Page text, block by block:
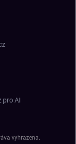
pro AI
vyhrazena.